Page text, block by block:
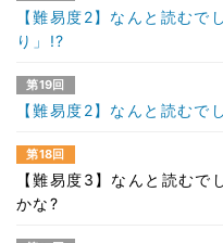
【難易度2】なんと読む
り」!?
第19回
【難易度2】なんと読むで
第18回
【難易度3】なんと読む
かな?